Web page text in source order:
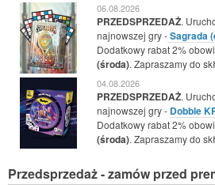
06.08.2026
PRZEDSPRZEDAŻ.
najnowszej gry -Sagrada
Dodatkowy rabat 2%
(środa). Zapraszamy do
04.08.2026
PRZEDSPRZEDAŻ.
najnowszej gry - Dobble
Dodatkowy rabat 2%
(środa). Zapraszamy do
Przedsprzedaż - zamów przed